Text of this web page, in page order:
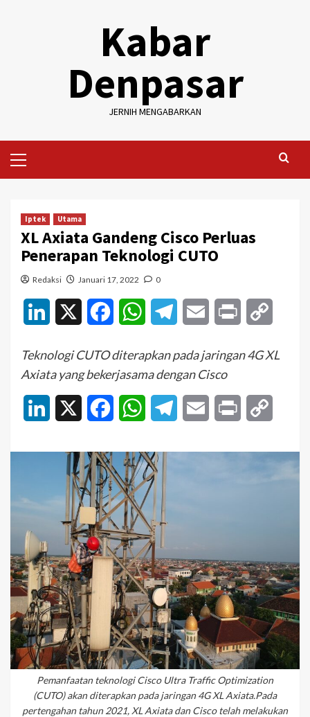
Kabar
Denpasar
JERNIH MENGABARKAN
Menu
Iptek Utama
XL Axiata Gandeng Cisco Perluas
Penerapan Teknologi CUTO
Redaksi Januari 17, 2022 0
LinkedIn FacebookWhatsAppTelegramEmail Print
Teknologi CUTO diterapkan pada jaringan 4G XL
Axiata yang bekerjasama dengan Cisco
LinkedIn FacebookWhatsAppTelegramEmail Print
Pemanfaatan teknologi Cisco Ultra Traffic Optimization
(CUTO) akan diterapkan pada jaringan 4G XL Axiata.Pada
pertengahan tahun 2021, XL Axiata dan Cisco telah melakukan